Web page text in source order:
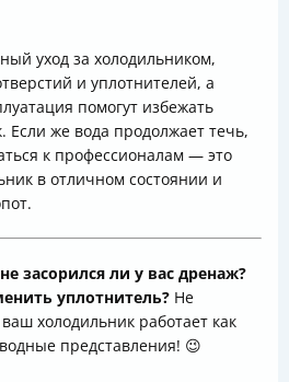
уход за холодильником,
и уплотнителей, а
помогут избежать
Если же вода продолжает течь,
к профессионалам — это
в отличном состоянии и
засорился ли у вас дренаж?
уплотнитель? Не
холодильник работает как
представления! 😉